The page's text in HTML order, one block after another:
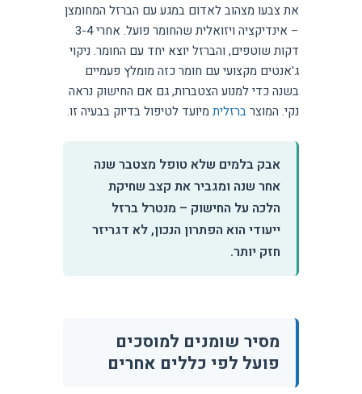
את צבעו מצהוב לאדום במגע עם הברזל המחומצן
– אינדיקציה ויזואלית שהחומר פועל. אחרי 3-4
דקות שוטפים, והברזל יוצא יחד עם החומר. ניקוי
ג'אנטים מקצועי עם חומר כזה מומלץ פעמיים
בשנה כדי למנוע הצטברות, גם אם החישוק נראה
נקי. המוצרברזליתמיועד לטיפול בדיוק בבעיה זו.
אבק בלמים שלא טופל מצטבר שנה
אחר שנה ומגביר את קצב שחיקת
הלכה על החישוק – מנטרל ברזל
ייעודי הוא הפתרון הנכון, לא דגריזר
חזק יותר.
מסיר שומנים למוסכים
פועל לפי כללים אחרים